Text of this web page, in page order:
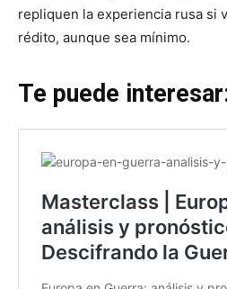
repliquen la experiencia rusa si
rédito, aunque sea mínimo.
Te puede